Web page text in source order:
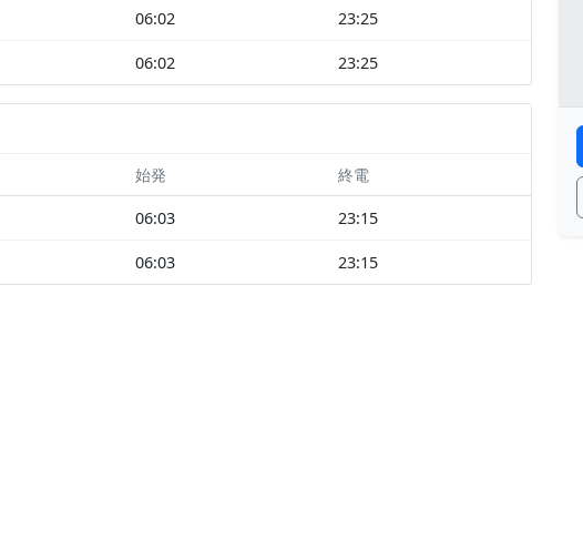
06:02 23:25
06:02 23:25
始発 終電
06:03 23:15
06:03 23:15